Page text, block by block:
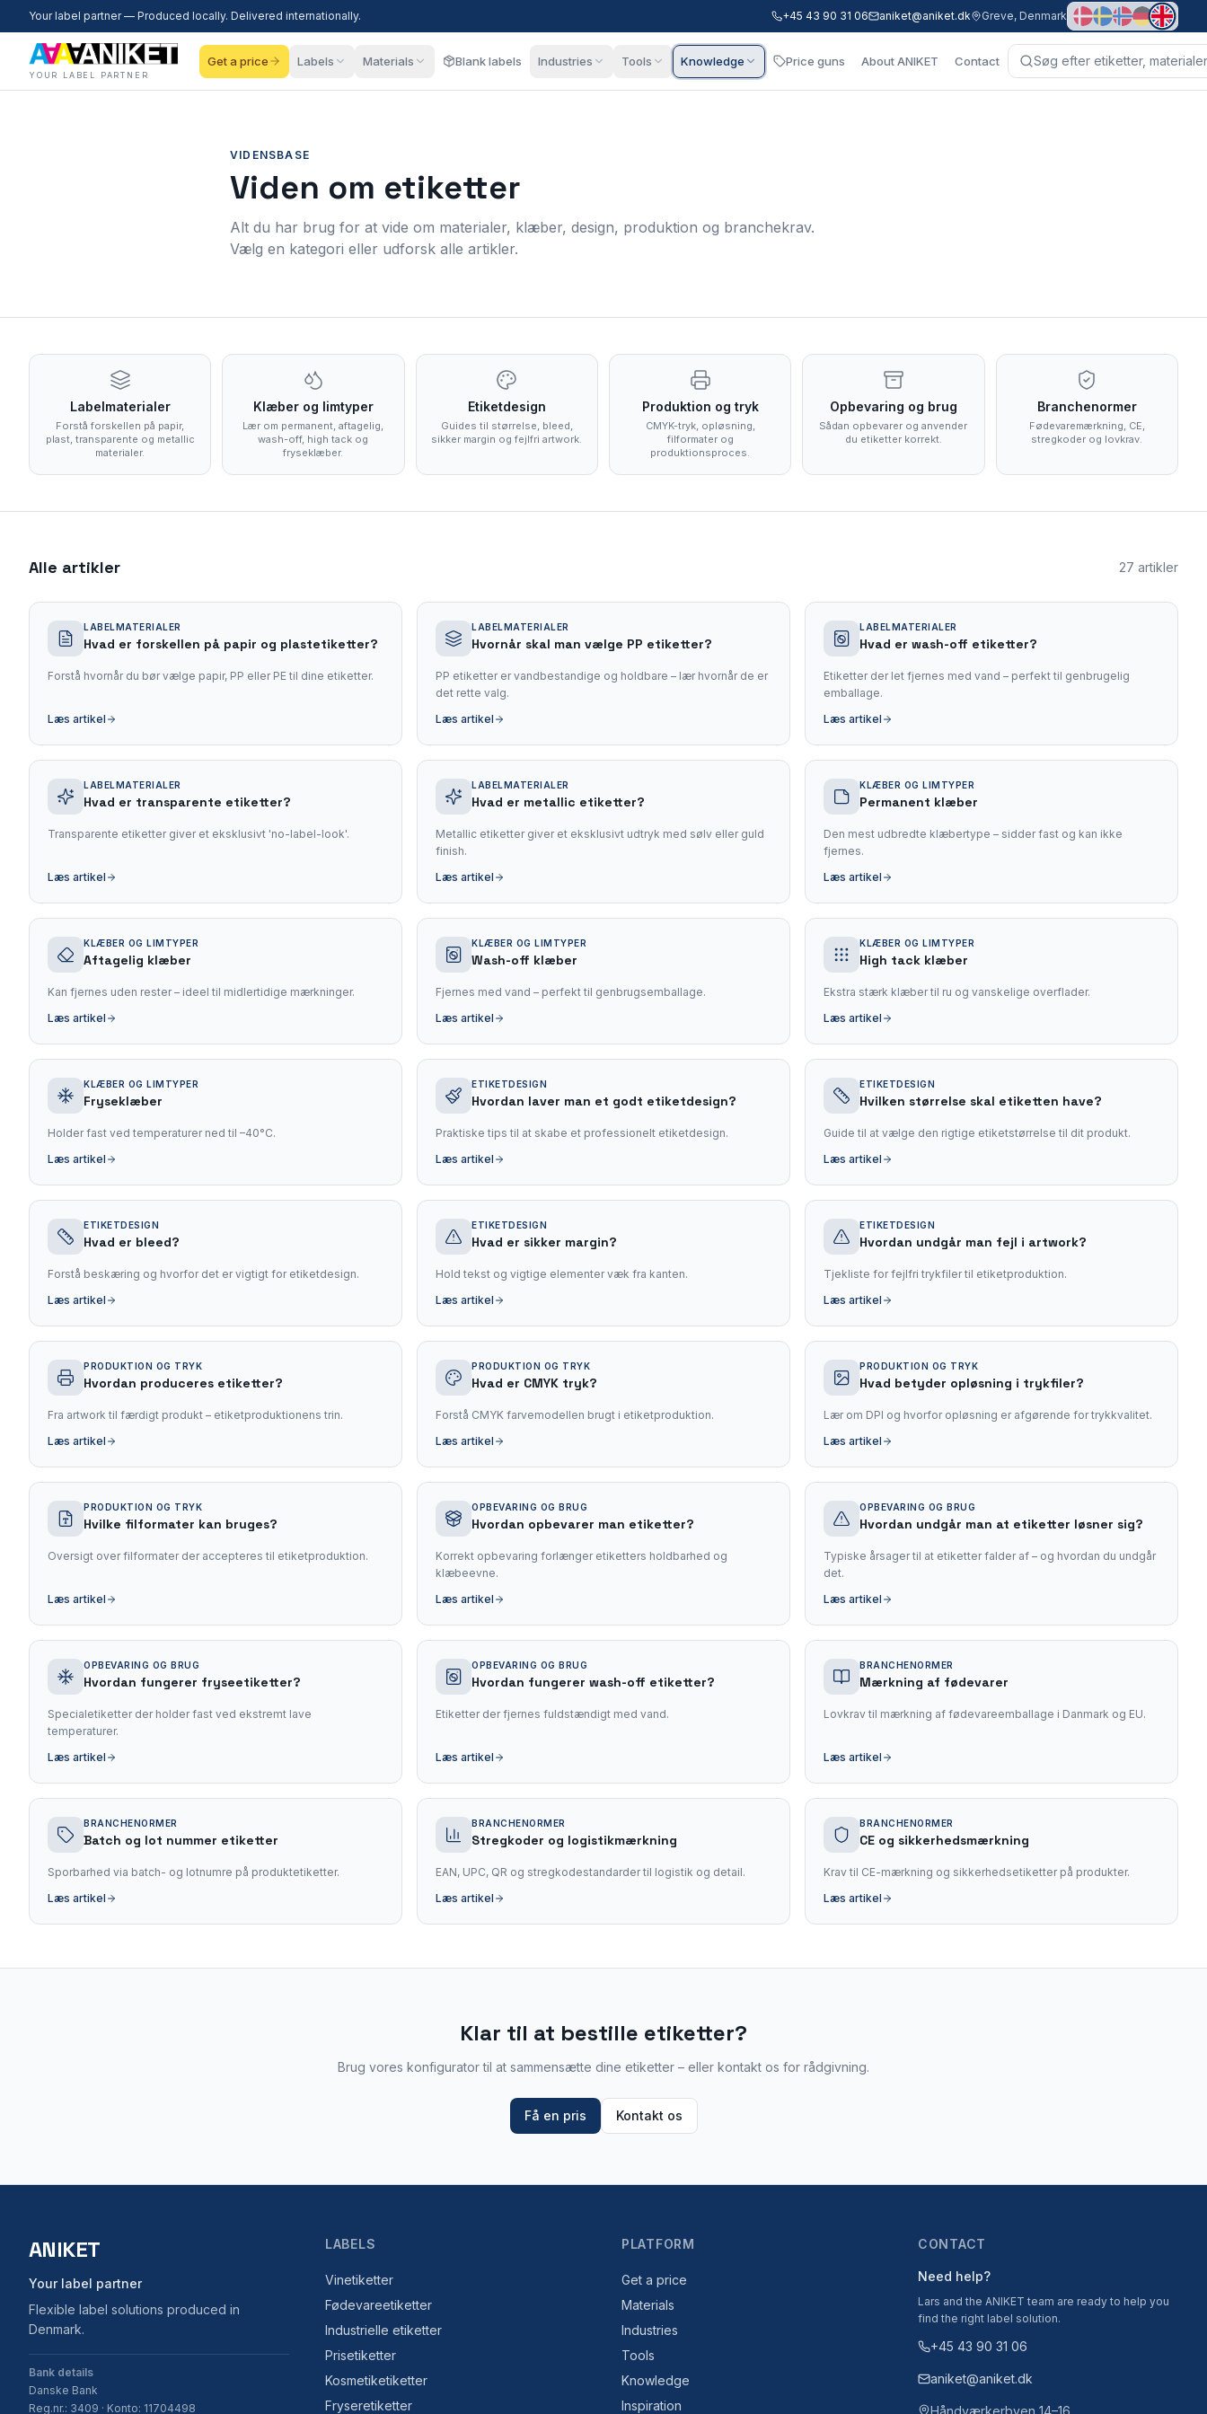
Your label partner — Produced locally. Delivered internationally. +45 43 90 31 06 aniket@aniket.dk Greve, Denmark
YOUR LABEL PARTNER
Get a price Labels Materials Blank labels Industries Tools Knowledge Price guns About ANIKET Contact
VIDENSBASE
Viden om etiketter
Alt du har brug for at vide om materialer, klæber, design, produktion og branchekrav.
Vælg en kategori eller udforsk alle artikler.
Labelmaterialer
Forstå forskellen på papir,
plast, transparente og metallic
materialer.
Klæber og limtyper
Lær om permanent, aftagelig,
wash-off, high tack og
fryseklæber.
Etiketdesign
Guides til størrelse, bleed,
sikker margin og fejlfri artwork.
Produktion og tryk
CMYK-tryk, opløsning,
filformater og
produktionsproces.
Opbevaring og brug
Sådan opbevarer og anvender
du etiketter korrekt.
Branchenormer
Fødevaremærkning, CE,
stregkoder og lovkrav.
Alle artikler 27 artikler
LABELMATERIALER
Hvad er forskellen på papir og plastetiketter?
Forstå hvornår du bør vælge papir, PP eller PE til dine etiketter.
Læs artikel
LABELMATERIALER
Hvornår skal man vælge PP etiketter?
PP etiketter er vandbestandige og holdbare – lær hvornår de er
det rette valg.
Læs artikel
LABELMATERIALER
Hvad er wash-off etiketter?
Etiketter der let fjernes med vand – perfekt til genbrugelig
emballage.
Læs artikel
LABELMATERIALER
Hvad er transparente etiketter?
Transparente etiketter giver et eksklusivt 'no-label-look'.
Læs artikel
LABELMATERIALER
Hvad er metallic etiketter?
Metallic etiketter giver et eksklusivt udtryk med sølv eller guld
finish.
Læs artikel
KLÆBER OG LIMTYPER
Permanent klæber
Den mest udbredte klæbertype – sidder fast og kan ikke
fjernes.
Læs artikel
KLÆBER OG LIMTYPER
Aftagelig klæber
Kan fjernes uden rester – ideel til midlertidige mærkninger.
Læs artikel
KLÆBER OG LIMTYPER
Wash-off klæber
Fjernes med vand – perfekt til genbrugsemballage.
Læs artikel
KLÆBER OG LIMTYPER
High tack klæber
Ekstra stærk klæber til ru og vanskelige overflader.
Læs artikel
KLÆBER OG LIMTYPER
Fryseklæber
Holder fast ved temperaturer ned til –40°C.
Læs artikel
ETIKETDESIGN
Hvordan laver man et godt etiketdesign?
Praktiske tips til at skabe et professionelt etiketdesign.
Læs artikel
ETIKETDESIGN
Hvilken størrelse skal etiketten have?
Guide til at vælge den rigtige etiketstørrelse til dit produkt.
Læs artikel
ETIKETDESIGN
Hvad er bleed?
Forstå beskæring og hvorfor det er vigtigt for etiketdesign.
Læs artikel
ETIKETDESIGN
Hvad er sikker margin?
Hold tekst og vigtige elementer væk fra kanten.
Læs artikel
ETIKETDESIGN
Hvordan undgår man fejl i artwork?
Tjekliste for fejlfri trykfiler til etiketproduktion.
Læs artikel
PRODUKTION OG TRYK
Hvordan produceres etiketter?
Fra artwork til færdigt produkt – etiketproduktionens trin.
Læs artikel
PRODUKTION OG TRYK
Hvad er CMYK tryk?
Forstå CMYK farvemodellen brugt i etiketproduktion.
Læs artikel
PRODUKTION OG TRYK
Hvad betyder opløsning i trykfiler?
Lær om DPI og hvorfor opløsning er afgørende for trykkvalitet.
Læs artikel
PRODUKTION OG TRYK
Hvilke filformater kan bruges?
Oversigt over filformater der accepteres til etiketproduktion.
Læs artikel
OPBEVARING OG BRUG
Hvordan opbevarer man etiketter?
Korrekt opbevaring forlænger etiketters holdbarhed og
klæbeevne.
Læs artikel
OPBEVARING OG BRUG
Hvordan undgår man at etiketter løsner sig?
Typiske årsager til at etiketter falder af – og hvordan du undgår
det.
Læs artikel
OPBEVARING OG BRUG
Hvordan fungerer fryseetiketter?
Specialetiketter der holder fast ved ekstremt lave
temperaturer.
Læs artikel
OPBEVARING OG BRUG
Hvordan fungerer wash-off etiketter?
Etiketter der fjernes fuldstændigt med vand.
Læs artikel
BRANCHENORMER
Mærkning af fødevarer
Lovkrav til mærkning af fødevareemballage i Danmark og EU.
Læs artikel
BRANCHENORMER
Batch og lot nummer etiketter
Sporbarhed via batch- og lotnumre på produktetiketter.
Læs artikel
BRANCHENORMER
Stregkoder og logistikmærkning
EAN, UPC, QR og stregkodestandarder til logistik og detail.
Læs artikel
BRANCHENORMER
CE og sikkerhedsmærkning
Krav til CE-mærkning og sikkerhedsetiketter på produkter.
Læs artikel
Klar til at bestille etiketter?
Brug vores konfigurator til at sammensætte dine etiketter – eller kontakt os for rådgivning.
Få en pris Kontakt os
ANIKET
Your label partner
Flexible label solutions produced in
Denmark.
Bank details
Danske Bank
Reg.nr.: 3409 · Konto: 11704498
LABELS
Vinetiketter
Fødevareetiketter
Industrielle etiketter
Prisetiketter
Kosmetiketiketter
Fryseretiketter
PLATFORM
Get a price
Materials
Industries
Tools
Knowledge
Inspiration
CONTACT
Need help?
Lars and the ANIKET team are ready to help you
find the right label solution.
+45 43 90 31 06
aniket@aniket.dk
Håndværkerbyen 14–16